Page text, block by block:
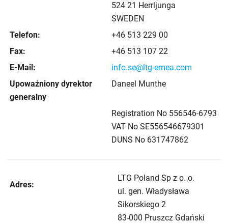
524 21 Herrljunga
SWEDEN
Telefon:
+46 513 229 00
Fax:
+46 513 107 22
E-Mail:
info.se@ltg-emea.com
Upoważniony dyrektor
generalny
Daneel Munthe
Registration No 556546-6793
VAT No SE556546679301
DUNS No 631747862
Adres:
LTG Poland Sp z o. o.
ul. gen. Władysława
Sikorskiego 2
83-000 Pruszcz Gdański